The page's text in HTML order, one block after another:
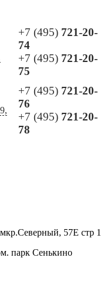
+7 (495) 721-20-
74
+7 (495) 721-20-
75
+7 (495) 721-20-
76
+7 (495) 721-20-
78
57Е стр 1
парк Сенькино